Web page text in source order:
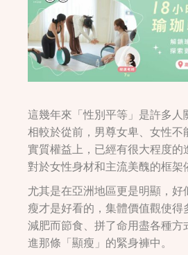
這幾年來「性別平等」是許多人
相較於從前，男尊女卑、女性不
實質權益上，已經有很大程度的
對於女性身材和主流美醜的框架
尤其是在亞洲地區更是明顯，好
瘦才是好看的，集體價值觀使得
減肥而節食、拼了命用盡各種方
進那條「顯瘦」的緊身褲中。